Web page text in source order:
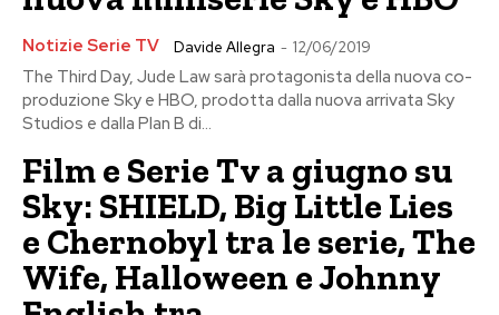
Notizie Serie TV Davide Allegra - 12/06/2019
The Third Day, Jude Law sarà protagonista della nuova co-
produzione Sky e HBO, prodotta dalla nuova arrivata Sky
Studios e dalla Plan B di...
Film e Serie Tv a giugno su
Sky: SHIELD, Big Little Lies
e Chernobyl tra le serie, The
Wife, Halloween e Johnny